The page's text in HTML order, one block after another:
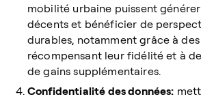
mobilité urbaine puissent
décents et bénéficier de
durables, notamment grâce à
récompensant leur fidélité et à
de gains supplémentaires.
Confidentialité des données: